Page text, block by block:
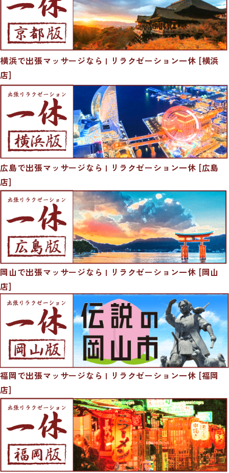
横浜で出張マッサージなら | リラクゼーション一休 [横浜
店]
広島で出張マッサージなら | リラクゼーション一休 [広島
店]
岡山で出張マッサージなら | リラクゼーション一休 [岡山
店]
福岡で出張マッサージなら | リラクゼーション一休 [福岡
店]